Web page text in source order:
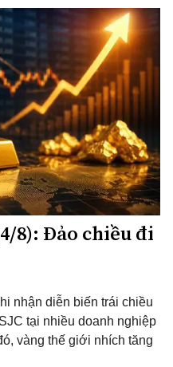
8): Đảo chiều đi
nhận diễn biến trái chiều
tại nhiều doanh nghiệp
vàng thế giới nhích tăng